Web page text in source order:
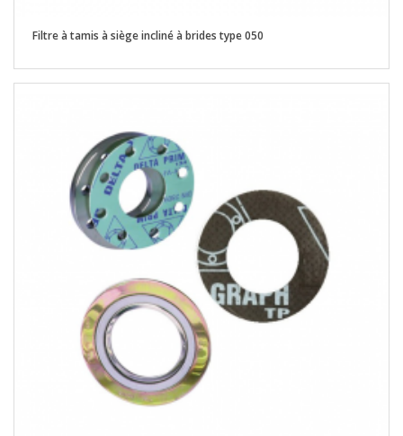
Filtre à tamis à siège incliné à brides type 050